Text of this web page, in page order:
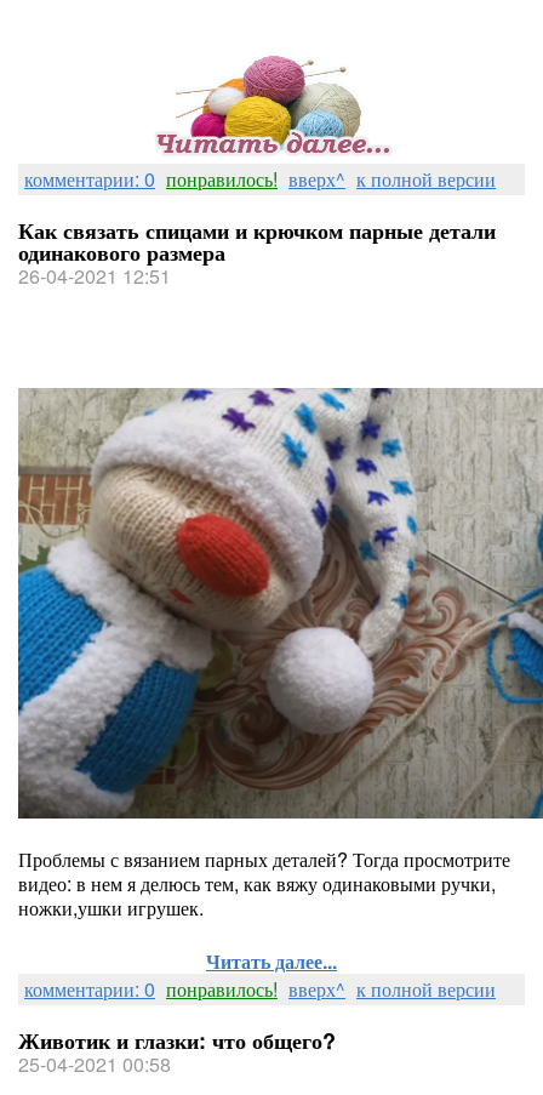
комментарии: 0 понравилось! вверх^ к полной версии
Как связать спицами и крючком парные детали
одинакового размера
26-04-2021 12:51
Проблемы с вязанием парных деталей? Тогда просмотрите
видео: в нем я делюсь тем, как вяжу одинаковыми ручки,
ножки,ушки игрушек.
Читать далее...
комментарии: 0 понравилось! вверх^ к полной версии
Животик и глазки: что общего?
25-04-2021 00:58